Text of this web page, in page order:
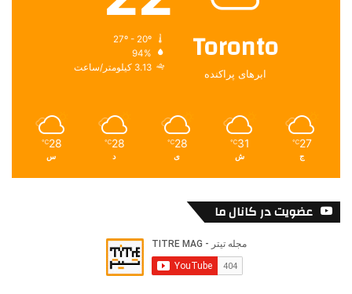
Toronto
ابرهای پراکنده
94%
3.13 کیلومتر/ساعت
27
℃
ج
31
℃
ش
28
℃
ی
28
℃
د
28
℃
س
عضویت در کانال ما